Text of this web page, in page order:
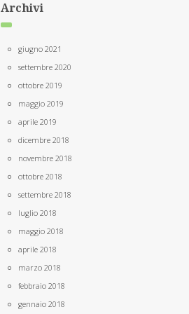
Archivi
giugno 2021
settembre 2020
ottobre 2019
maggio 2019
aprile 2019
dicembre 2018
novembre 2018
ottobre 2018
settembre 2018
luglio 2018
maggio 2018
aprile 2018
marzo 2018
febbraio 2018
gennaio 2018